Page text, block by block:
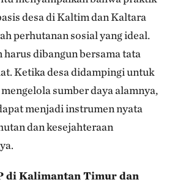
desa di Kaltim dan Kaltara
perhutanan sosial yang ideal.
harus dibangun bersama tata
Ketika desa didampingi untuk
sumber daya alamnya,
menjadi instrumen nyata
dan kesejahteraan
di Kalimantan Timur dan